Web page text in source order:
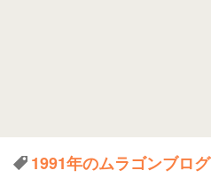
1991年のムラゴンブログ